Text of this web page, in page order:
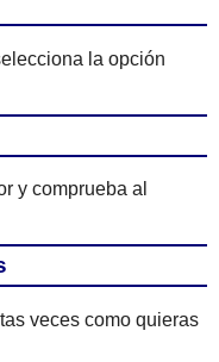
la opción
y comprueba al
veces como quieras